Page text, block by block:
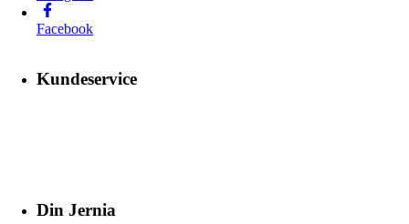
Facebook
Kundeservice
Din Jernia